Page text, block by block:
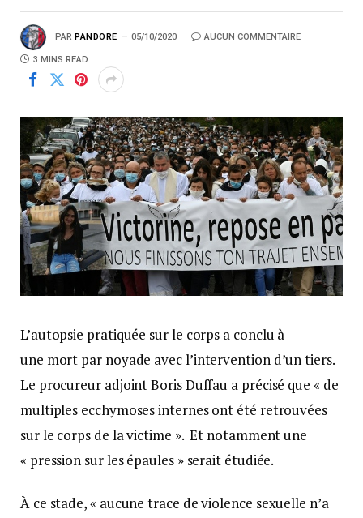
PAR PANDORE 05/10/2020 AUCUN COMMENTAIRE
3 MINS READ
L’autopsie pratiquée sur le corps a conclu à
une mort par noyade avec l’intervention d’un tiers.
Le procureur adjoint Boris Duffau a précisé que « de
multiples ecchymoses internes ont été retrouvées
sur le corps de la victime ». Et notamment une
« pression sur les épaules » serait étudiée.
À ce stade, « aucune trace de violence sexuelle n’a